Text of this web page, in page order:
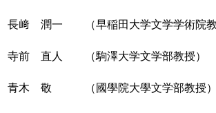
長﨑 潤一 （早稲田大学文学学術院教
寺前 直人 （駒澤大学文学部教授）
青木 敬 （國學院大學文学部教授）